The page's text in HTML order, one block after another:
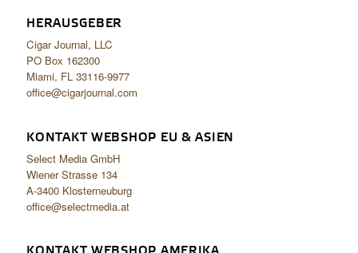
HERAUSGEBER
Cigar Journal, LLC
PO Box 162300
Miami, FL 33116-9977
office@cigarjournal.com
KONTAKT WEBSHOP EU & ASIEN
Select Media GmbH
Wiener Strasse 134
A-3400 Klosterneuburg
office@selectmedia.at